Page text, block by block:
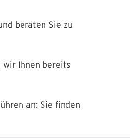
beraten Sie zu
wir Ihnen bereits
an: Sie finden